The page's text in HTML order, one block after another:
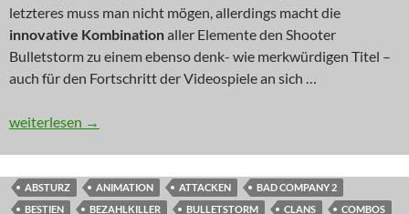
letzteres muss man nicht mögen, allerdings macht die
innovative Kombinationaller Elemente den Shooter
Bulletstorm zu einem ebenso denk- wie merkwürdigen Titel –
auch für den Fortschritt der Videospiele an sich …
KOMMENTAR: Arschtritt-Peitsche
weiterlesen →
ABSTURZ ANIMATION ATTACKEN
BAD COMPANY 2
BESTIEN
BEZAHLKILLER BULLETSTORM CLANS
COMBOS